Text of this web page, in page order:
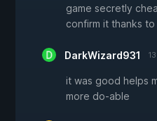
game secretly
confirm it thanks
DarkWizard931
it was good helps
more do-able